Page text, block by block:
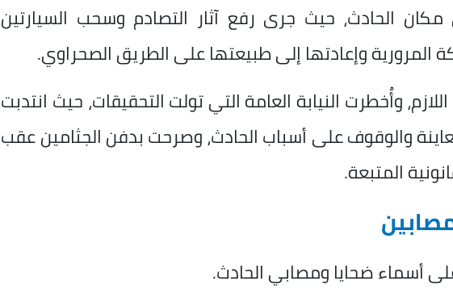
مكان الحادث، حيث جرى رفع آثار التصادم وسحب السيارتين
المرورية وإعادتها إلى طبيعتها على الطريق الصحراوي.
وأُخطرت النيابة العامة التي تولت التحقيقات، حيث انتدبت
والوقوف على أسباب الحادث، وصرحت بدفن الجثامين عقب
المتبعة.
أسماء ضحايا ومصابي الحادث.